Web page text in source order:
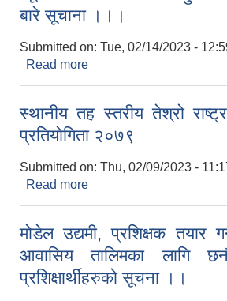
बारे सूचाना ।।।
Submitted on: Tue, 02/14/2023 -
Read more
स्थानीय तह स्तरीय तेश्रो
प्रतियोगिता २०७९
Submitted on: Thu, 02/09/2023 -
Read more
मोडेल उद्यमी, प्रशिक्षक तयार
आवासिय तालिमका लागि
प्रशिक्षार्थीहरुको सूचना ।।